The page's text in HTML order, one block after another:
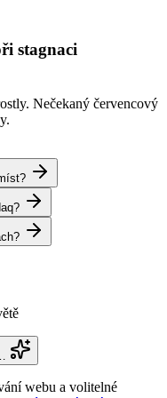
stagnaci
Nečekaný červencový
webu a volitelné